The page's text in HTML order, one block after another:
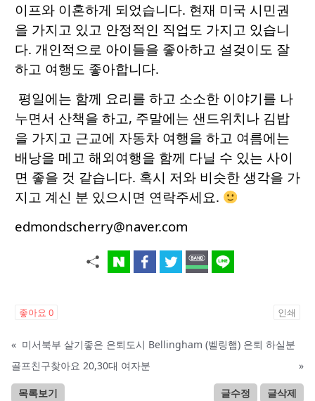
이프와 이혼하게 되었습니다. 현재 미국 시민권
을 가지고 있고 안정적인 직업도 가지고 있습니
다. 개인적으로 아이들을 좋아하고 설겆이도 잘
하고 여행도 좋아합니다.
평일에는 함께 요리를 하고 소소한 이야기를 나
누면서 산책을 하고, 주말에는 샌드위치나 김밥
을 가지고 근교에 자동차 여행을 하고 여름에는
배낭을 메고 해외여행을 함께 다닐 수 있는 사이
면 좋을 것 같습니다. 혹시 저와 비슷한 생각을 가
지고 계신 분 있으시면 연락주세요.
edmondscherry@naver.com
좋아요 0 인쇄
« 미서북부 살기좋은 은퇴도시 Bellingham (벨링햄) 은퇴 하실분
골프친구찾아요 20,30대 여자분
»
목록보기 글수정 글삭제